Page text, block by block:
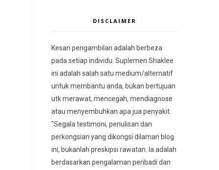
DISCLAIMER
Kesan pengambilan adalah berbeza
pada setiap individu. Suplemen Shaklee
ini adalah salah satu medium/alternatif
untuk membantu anda, bukan bertujuan
utk merawat, mencegah, mendiagnose
atau menyembuhkan apa jua penyakit.
"Segala testimoni, penulisan dan
perkongsian yang dikongsi dilaman blog
ini, bukanlah preskipsi rawatan. Ia adalah
berdasarkan pengalaman peribadi dan